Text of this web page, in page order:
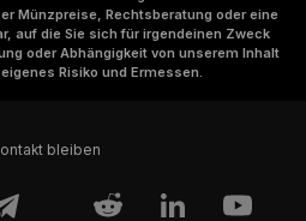
Münzpreise, Rechtsberatung oder eine
auf die Sie sich für irgendeinen Zweck
oder Abhängigkeit von unserem Inhalt
Risiko und Ermessen.
bleiben